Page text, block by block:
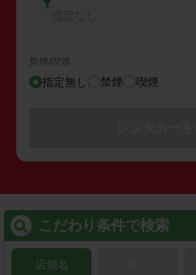
禁煙/喫煙
指定無し 禁煙 喫煙
こだわり条件で検索
店舗名